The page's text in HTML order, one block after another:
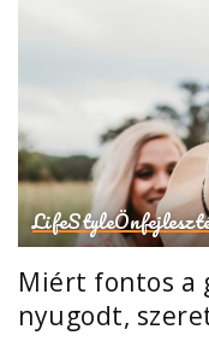
LifeStyle
Miért fontos a
nyugodt,